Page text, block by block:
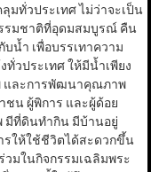
มทั่วประเทศ ไม่ว่าจะเป็น
รรมชาติที่อุดมสมบูรณ์ คืน
น้ำ เพื่อบรรเทาความ
วประเทศ ให้มีน้ำเพียง
และการพัฒนาคุณภาพ
ชน ผู้พิการ และผู้ด้อย
มีที่ดินทำกิน มีบ้านอยู่
รให้ใช้ชีวิตได้สะดวกขึ้น
มในกิจกรรมเฉลิมพระ